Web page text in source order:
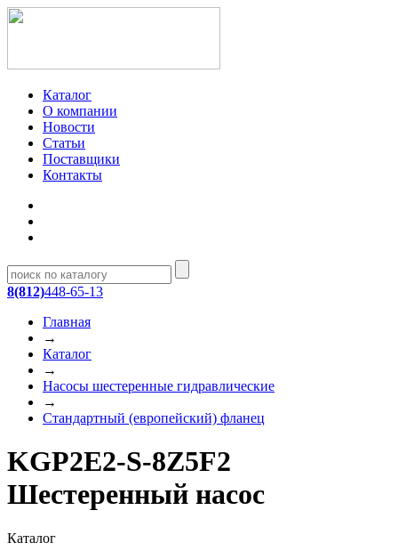
Каталог
О компании
Новости
Статьи
Поставщики
Контакты
8(812)448-65-13
Главная
→
Каталог
→
Насосы шестеренные гидравлические
→
Стандартный (европейский) фланец
KGP2E2-S-8Z5F2
Шестеренный насос
Каталог